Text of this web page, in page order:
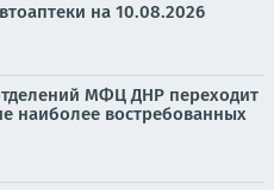
на 10.08.2026
МФЦ ДНР переходит
наиболее востребованных